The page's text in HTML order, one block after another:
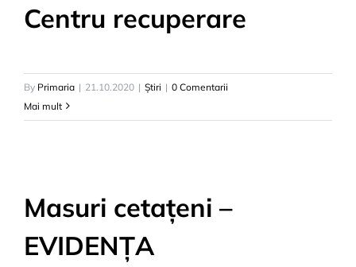
Centru recuperare
By Primaria | 21.10.2020 | Știri | 0 Comentarii
Mai mult
Masuri cetațeni –
EVIDENȚA